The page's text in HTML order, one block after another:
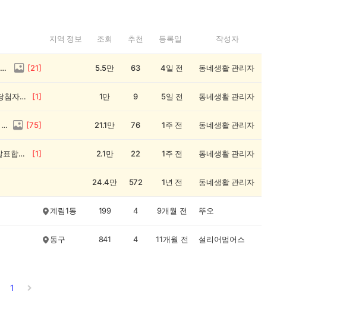
지역 정보 조회 추천 등록일 작성자
전원 1,000캐시! 🥳 우리 동네 썰전 14회차 OPEN (~8/17) [21] 5.5만 63 4일 전 동네생활 관리자
💰[당첨자 발표] 26회차 우리 동네 정보왕 이벤트 당첨자를 발표합니다! [1] 1만 9 5일 전 동네생활 관리자
💸 전원 2,000캐시 지급! 우리 동네 정보왕 27회차 (~8/10) [75] 21.1만 76 1주 전 동네생활 관리자
💰[당첨자 발표] 우리 동네 썰전 12회차 당첨자를 발표합니다! [1] 2.1만 22 1주 전 동네생활 관리자
24.4만 572 1년 전 동네생활 관리자
계림1동 199 4 9개월 전 뚜오
동구 841 4 11개월 전 설리어멈어스
1